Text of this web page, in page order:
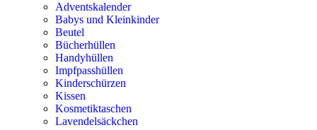
Adventskalender
Babys und Kleinkinder
Beutel
Bücherhüllen
Handyhüllen
Impfpasshüllen
Kinderschürzen
Kissen
Kosmetiktaschen
Lavendelsäckchen